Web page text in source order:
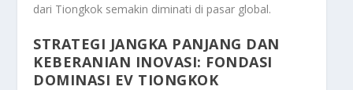
dari Tiongkok semakin diminati di pasar global.
STRATEGI JANGKA PANJANG DAN
KEBERANIAN INOVASI: FONDASI
DOMINASI EV TIONGKOK